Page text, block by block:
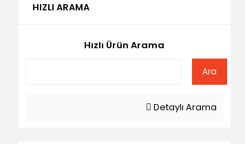
HIZLI ARAMA
Hızlı Ürün Arama
Ara
Detaylı Arama